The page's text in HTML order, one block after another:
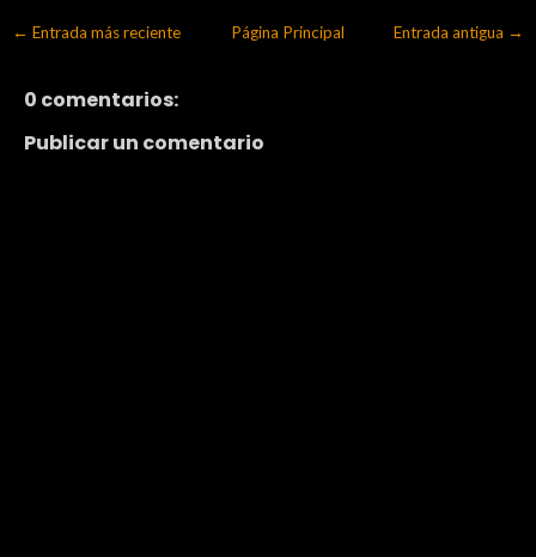
← Entrada más reciente Entrada antigua →
Página Principal
0 comentarios:
Publicar un comentario